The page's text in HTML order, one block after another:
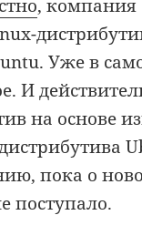
, компания
Уже в
И
на основе
пока о
поступало.